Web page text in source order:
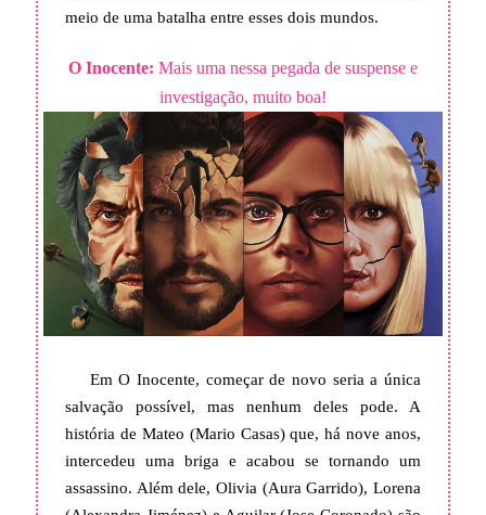
meio de uma batalha entre esses dois mundos.
O Inocente: Mais uma nessa pegada de suspense e
investigação, muito boa!
Em O Inocente, começar de novo seria a única
salvação possível, mas nenhum deles pode. A
história de Mateo (Mario Casas) que, há nove anos,
intercedeu uma briga e acabou se tornando um
assassino. Além dele, Olivia (Aura Garrido), Lorena